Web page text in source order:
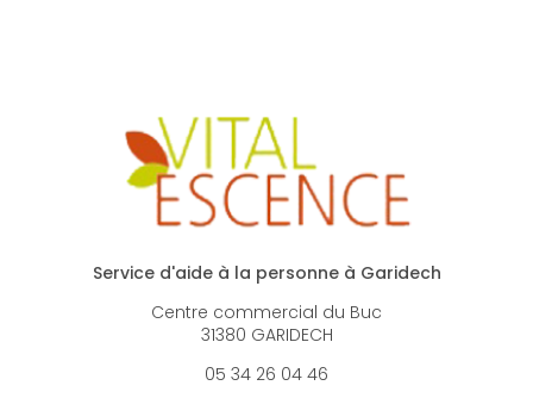
Service d'aide à la personne à Garidech
Centre commercial du Buc
31380 GARIDECH
05 34 26 04 46